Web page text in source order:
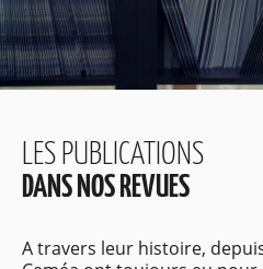
LES PUBLICATIONS
DANS NOS REVUES
A travers leur histoire,